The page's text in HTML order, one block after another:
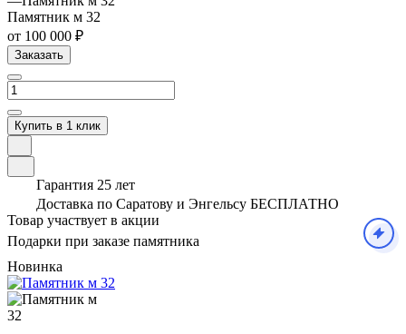
Памятник м 32
от 100 000 ₽
Заказать
Купить в 1 клик
Гарантия 25 лет
Доставка по Саратову и Энгельсу БЕСПЛАТНО
Товар участвует в акции
Подарки при заказе памятника
Новинка